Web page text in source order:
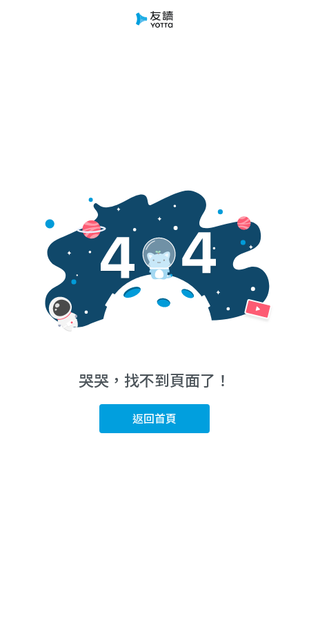
哭哭，找不到頁面了！
返回首頁